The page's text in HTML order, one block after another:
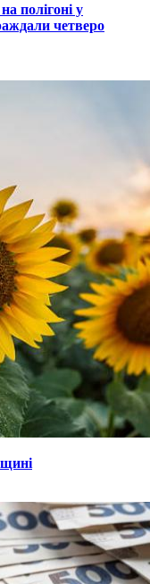
полігоні у
четверо